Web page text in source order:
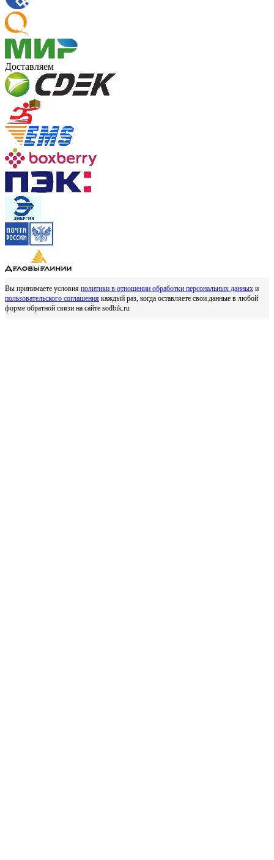
Доставляем
Вы принимаете условия политики в отношении обработки персональных данных и
пользовательского соглашения каждый раз, когда оставляете свои данные в любой
форме обратной связи на сайте sodbik.ru